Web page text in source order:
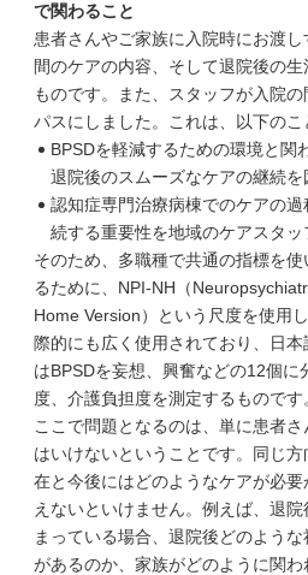
で関わること
患者さんやご家族に入院時にお渡
間のケアの内容、そして退院後の
ものです。また、スタッフが入院
パスにしました。これは、以下のこ
BPSDを軽減するための環境と関
退院後のスムーズなケアの継続を
認知症専門治療病棟でのケアの
続する重要性を地域のケアスタッ
そのため、多職種で共通の指標を
るために、NPI-NH（
Home Version）という尺度を使用
際的にも広く使用されており、日
はBPSDを妄想、興奮などの12個に
度、介護負担度を測定するものです
ここで問題となるのは、単に患者
はいけないということです。同じ
在と今後にはどのようなケアが必
えないといけません。例えば、退
まっている場合、退院後どのよう
があるのか、家族がどのように関